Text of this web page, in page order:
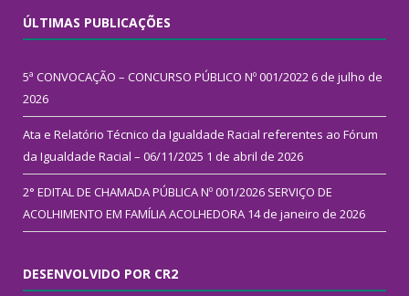
ÚLTIMAS PUBLICAÇÕES
5ª CONVOCAÇÃO – CONCURSO PÚBLICO Nº 001/2022 6 de julho de
2026
Ata e Relatório Técnico da Igualdade Racial referentes ao Fórum
da Igualdade Racial – 06/11/2025 1 de abril de 2026
2° EDITAL DE CHAMADA PÚBLICA Nº 001/2026 SERVIÇO DE
ACOLHIMENTO EM FAMÍLIA ACOLHEDORA 14 de janeiro de 2026
DESENVOLVIDO POR CR2